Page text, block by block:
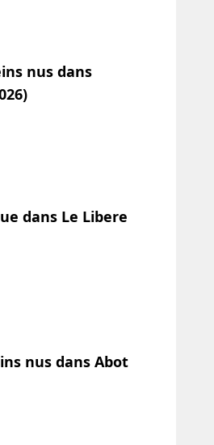
nus dans
dans Le Libere
nus dans Abot